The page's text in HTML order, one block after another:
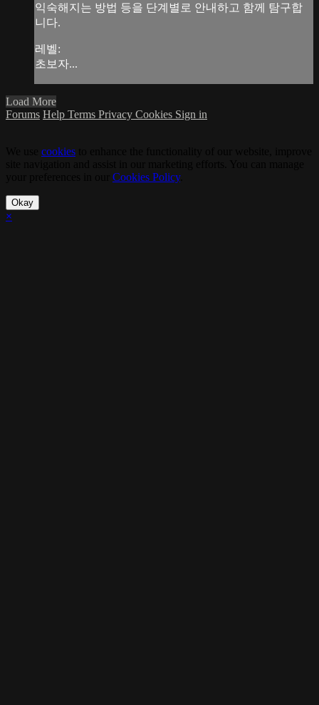
익숙해지는 방법 등을 단계별로 안내하고 함께 탐구합
니다.
레벨:
초보자...
Load More
Forums Help Terms Privacy Cookies Sign in
cookies
Cookies Policy.
Okay
×